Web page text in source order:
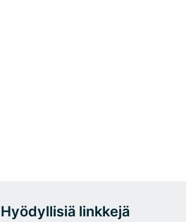
Hyödyllisiä linkkejä